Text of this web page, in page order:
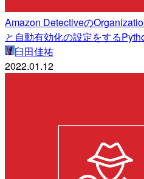
Amazon Detectiveの
と自動有効化の設定をする
臼田佳祐
2022.01.12